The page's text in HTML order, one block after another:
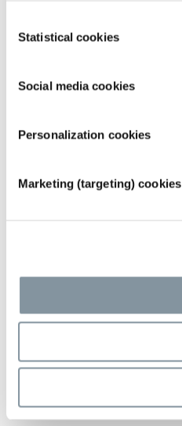
Selection
Statistical cookies
Social media cookies
Personalization cookies
Marketing (targeting) cookies